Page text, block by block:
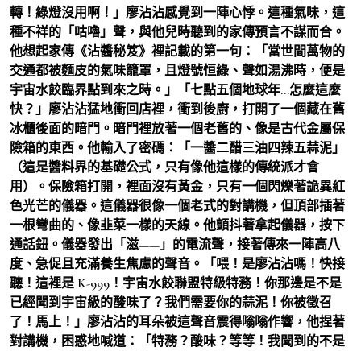
轉！綠燈沒用啊！」廖沾沾感覺到一陣心悸。這種氣味，這
種不祥的「咕嚕」聲，與他兒時聽到的家傳預言不謀而合。
他想起家傳《沾醬秘笈》裡記載的第一句：「當世間萬物的
交通都被麵皮的氣味籠罩，且燈號恒綠、聲如湯沸時，便是
宇宙水餃臨界點到來之時。」「七點五個地球年…怎麼這麼
快？」廖沾沾猛地衝回店裡，衝到後廚，打開了一個藏在舊
冰櫃後面的暗門。暗門裡放著一個老舊的、像是古代金屬保
險箱的東西。他輸入了密碼：「一醬二醋三油四辣五蒜泥」
（這是醬料界的基礎公式，只有像他這樣的傳統派才會
用）。保險箱打開，裡面沒有黃金，只有一個閃爍著詭異紅
色光芒的儀器。這儀器很像一個老式的對講機，但頂部插著
一根彎曲的、像韭菜一樣的天線。他顫抖著拿起儀器，按下
通話鈕。儀器發出「滋——」的電流聲，接著傳來一陣高八
度、急促且充滿養生焦慮的聲音。「喂！是廖沾沾嗎！快接
聽！這裡是 K-999！宇宙水餃聯盟特級特務！你那邊是不是
已經聞到宇宙級的酸味了？我們需要你的蒜泥！你被徵召
了！馬上！」廖沾沾的耳朵被這聲音震得嗡嗡作響，他捏著
對講機，困惑地喊道：「特務？酸味？等等！我聞到的不是